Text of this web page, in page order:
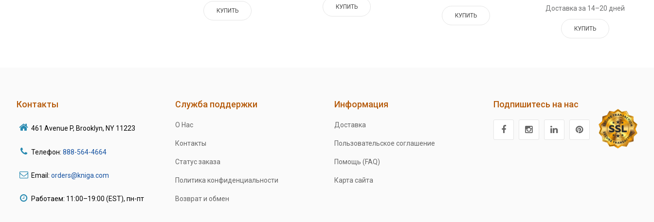
КУПИТЬ
КУПИТЬ
КУПИТЬ
Доставка за 14–20 дней
КУПИТЬ
Контакты
461 Avenue P, Brooklyn, NY 11223
Телефон: 888-564-4664
Email: orders@kniga.com
Работаем: 11:00–19:00 (EST), пн-пт
Служба поддержки
О Нас
Контакты
Статус заказа
Политика конфиденциальности
Возврат и обмен
Информация
Доставка
Пользовательское соглашение
Помощь (FAQ)
Карта сайта
Подпишитесь на нас